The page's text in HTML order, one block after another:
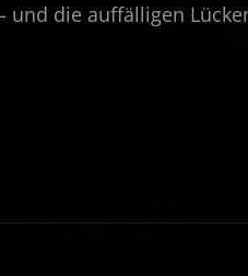
und die auffälligen